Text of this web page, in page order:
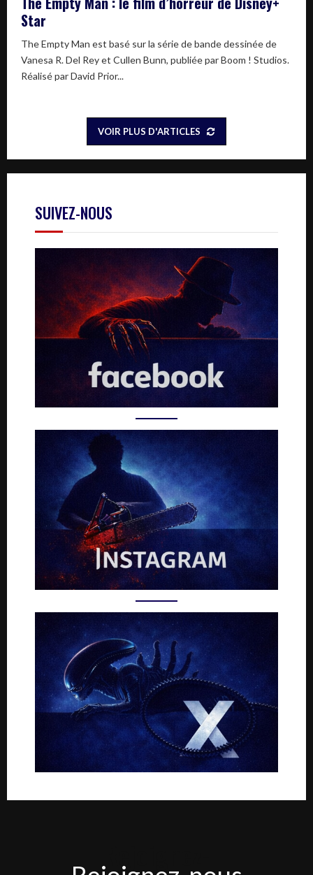
Star
The Empty Man est basé sur la série de bande dessinée de
Vanesa R. Del Rey et Cullen Bunn, publiée par Boom ! Studios.
Réalisé par David Prior...
VOIR PLUS D'ARTICLES
SUIVEZ-NOUS